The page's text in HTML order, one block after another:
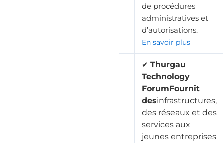
de procédures
administratives et
d’autorisations.
En savoir plus
✔Thurgau
Technology
ForumFournit
desinfrastructures,
des réseaux et des
services aux
jeunes entreprises